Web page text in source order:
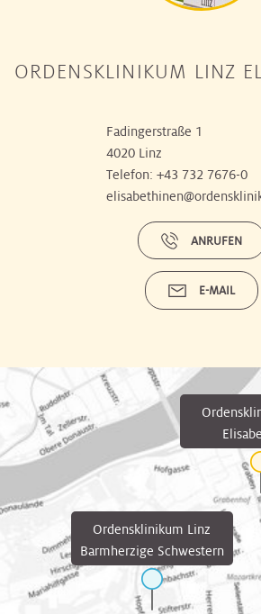
ORDENSKLINIKUM LINZ
Fadingerstraße 1
4020 Linz
Telefon: +43 732 7676-0
ANRUFEN
E-MAIL
Ordensklinikum Linz
Barmherzige Schwestern